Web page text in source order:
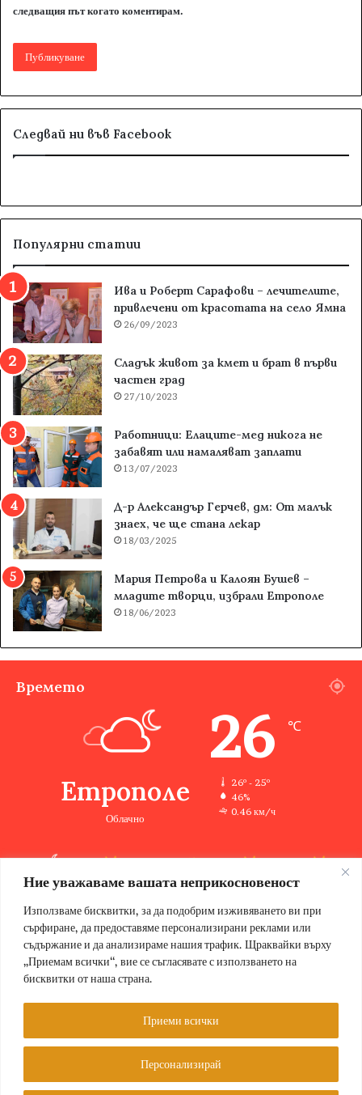
Ние уважаваме вашата неприкосновеност
Използваме бисквитки, за да подобрим изживяването ви при
сърфиране, да предоставяме персонализирани реклами или
съдържание и да анализираме нашия трафик. Щраквайки върху
„Приемам всички“, вие се съгласявате с използването на
бисквитки от наша страна.
Персонализирай
Приеми всички
следващия път когато коментирам.
Следвай ни във Facebook
Популярни статии
Ива и Роберт Сарафови – лечителите,
привлечени от красотата на село Ямна
26/09/2023
Сладък живот за кмет и брат в първи
частен град
27/10/2023
Работници: Елаците-мед никога не
забавят или намаляват заплати
13/07/2023
Д-р Александър Герчев, дм: От малък
знаех, че ще стана лекар
18/03/2025
Мария Петрова и Калоян Бушев –
младите творци, избрали Етрополе
18/06/2023
Времето
Етрополе
Облачно
26 ℃
26º - 25º
46%
0.46 км/ч
26 ℃ 34 ℃ 32 ℃ 35 ℃
© Copyright 2026, Всички права запазени Етрополе за хората |
Designed by ZWEBSolutions
Условия за ползване
Facebook